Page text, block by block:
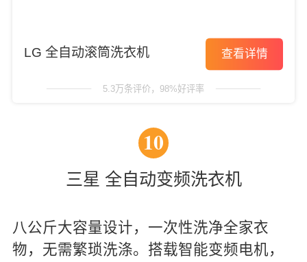
LG 全自动滚筒洗衣机 查看详情
5.3万条评价，98%好评率
10
三星 全自动变频洗衣机
八公斤大容量设计，一次性洗净全家衣
物，无需繁琐洗涤。搭载智能变频电机，